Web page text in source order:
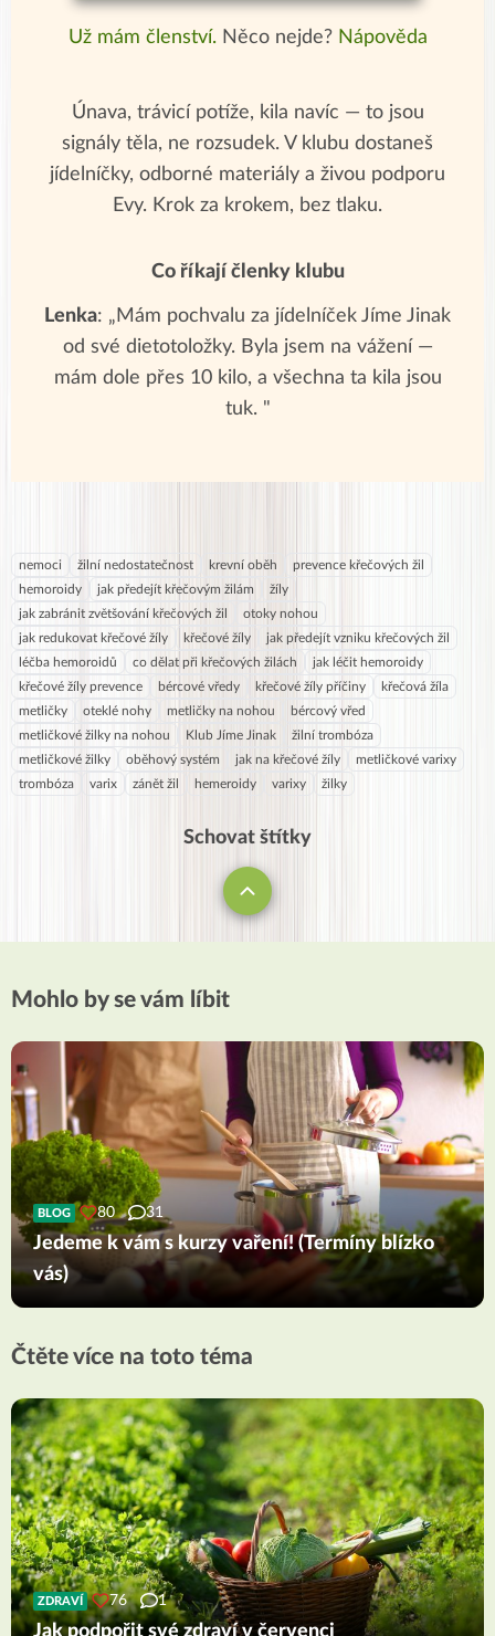
Už mám členství. Něco nejde? Nápověda
Únava, trávicí potíže, kila navíc — to jsou
signály těla, ne rozsudek. V klubu dostaneš
jídelníčky, odborné materiály a živou podporu
Evy. Krok za krokem, bez tlaku.
Co říkají členky klubu
Lenka: „Mám pochvalu za jídelníček Jíme Jinak
od své dietotoložky. Byla jsem na vážení —
mám dole přes 10 kilo, a všechna ta kila jsou
tuk. "
nemoci žilní nedostatečnost krevní oběh
prevence křečových žil
hemoroidy
jak předejít křečovým žilám
žíly
jak zabránit zvětšování křečových žil
otoky nohou
jak redukovat křečové žíly
křečové žíly
jak předejít vzniku křečových žil
léčba hemoroidů
co dělat při křečových žilách
jak léčit hemoroidy
křečové žíly prevence
bércové vředy křečové žíly příčiny
křečová žíla
metličky
oteklé nohy metličky na nohou
bércový vřed
metličkové žilky na nohou
Klub Jíme Jinak
žilní trombóza
metličkové žilky
oběhový systém jak na křečové žíly
metličkové varixy
trombóza
varix zánět žil hemeroidy varixy žilky
Schovat štítky
Mohlo by se vám líbit
BLOG 80 31
Jedeme k vám s kurzy vaření! (Termíny blízko
vás)
Čtěte více na toto téma
ZDRAVÍ 76 1
Jak podpořit své zdraví v červenci